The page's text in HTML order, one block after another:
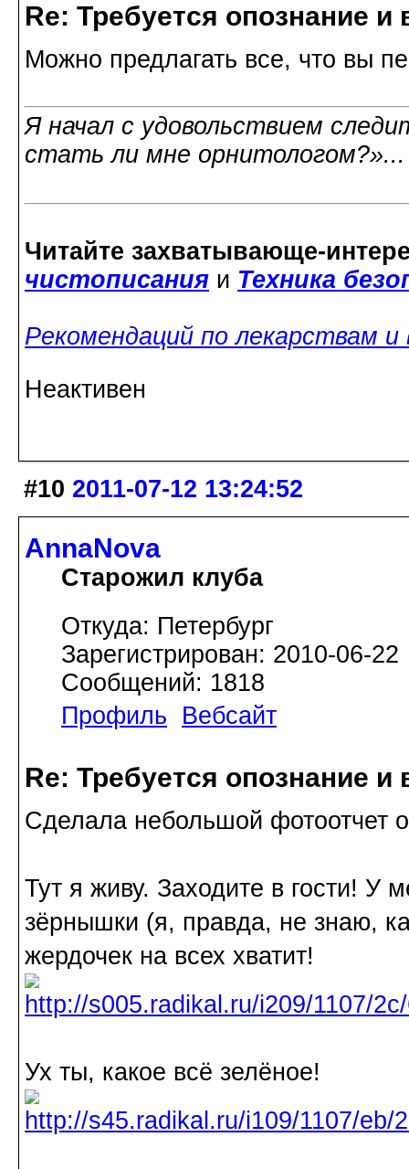
Re: Требуется опознание
Можно предлагать все, что вы
Я начал с удовольствием
стать ли мне
Читайте захватывающе-
чистописания и Техника
Рекомендаций по лекарствам
Неактивен
#10 2011-07-12 13:24:52
AnnaNova
Старожил клуба
Откуда: Петербург
Зарегистрирован: 2010-06-22
Сообщений: 1818
Профиль
Вебсайт
Re: Требуется опознание
Сделала небольшой фотоотчет
Тут я живу. Заходите в гости! У
зёрнышки (я, правда, не знаю,
жердочек на всех хватит!
Ух ты, какое всё зелёное!